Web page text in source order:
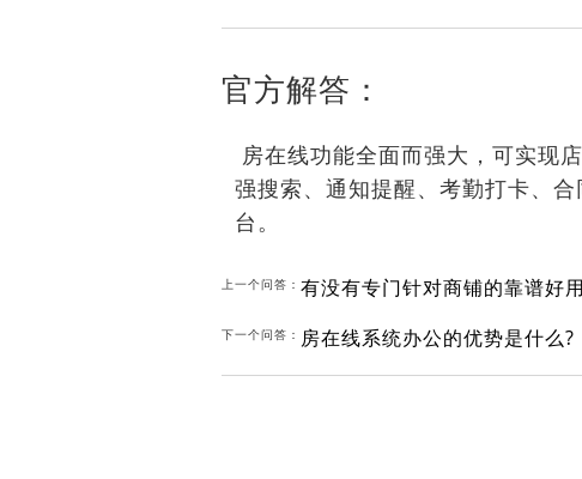
官方解答：
房在线功能全面而强大，可实现
强搜索、通知提醒、考勤打卡、
台。
上一个问答： 有没有专门针对商铺的靠谱好
下一个问答： 房在线系统办公的优势是什么?